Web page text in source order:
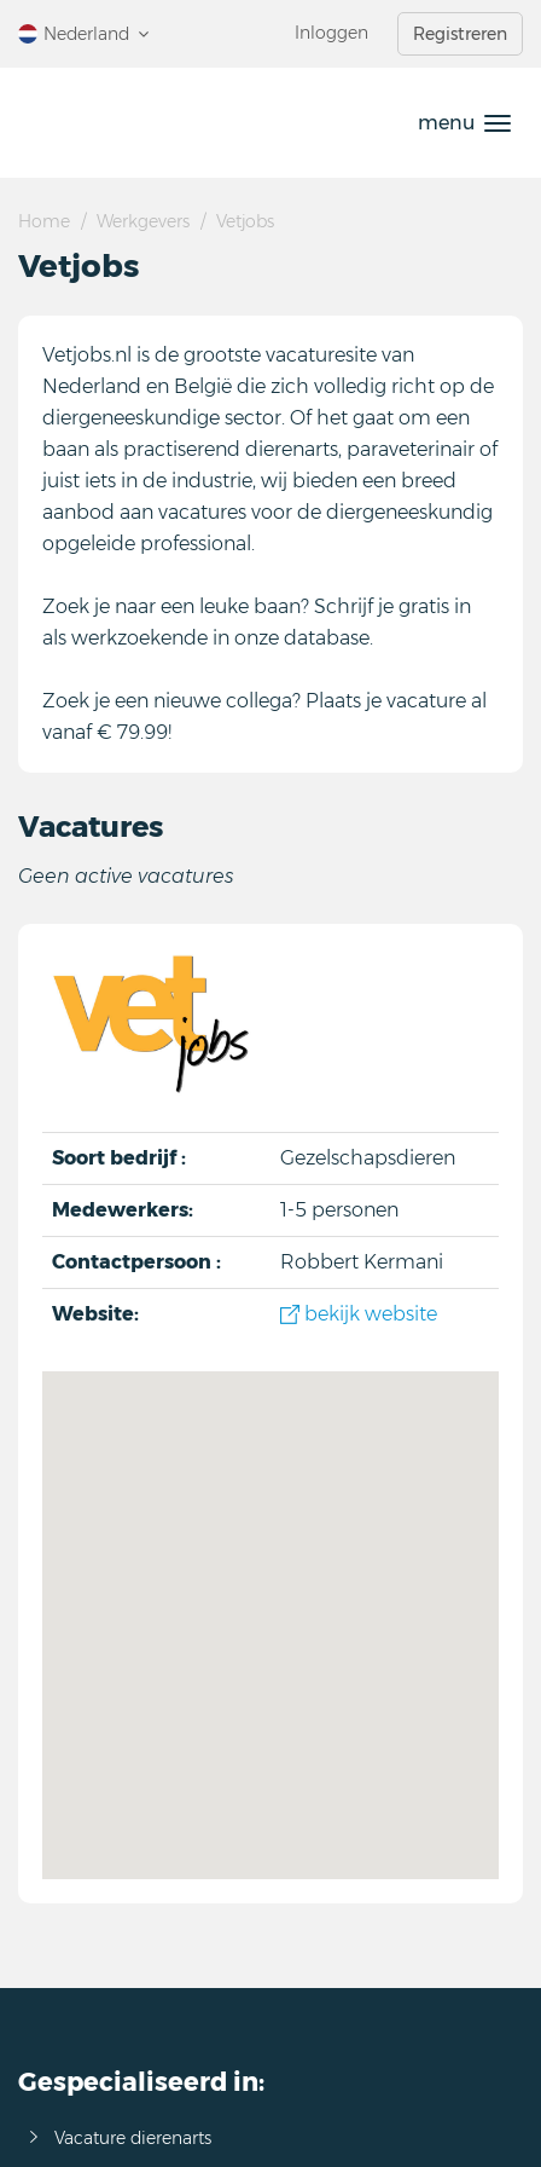
directNederland Inloggen Registreren
menu
Home Werkgevers Vetjobs
Vetjobs
Vetjobs.nl is de grootste vacaturesite van
Nederland en België die zich volledig richt op de
diergeneeskundige sector. Of het gaat om een
baan als practiserend dierenarts, paraveterinair of
juist iets in de industrie, wij bieden een breed
aanbod aan vacatures voor de diergeneeskundig
opgeleide professional.
Zoek je naar een leuke baan? Schrijf je gratis in
als werkzoekende in onze database.
Zoek je een nieuwe collega? Plaats je vacature al
vanaf € 79.99!
Vacatures
Geen active vacatures
Soort bedrijf : Gezelschapsdieren
Medewerkers: 1-5 personen
Contactpersoon : Robbert Kermani
Website: bekijk website
Gespecialiseerd in:
Vacature dierenarts